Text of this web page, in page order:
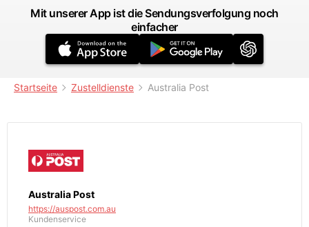
Mit unserer App ist die Sendungsverfolgung noch
einfacher
Startseite Zustelldienste Australia Post
Australia Post
https://auspost.com.au
Kundenservice